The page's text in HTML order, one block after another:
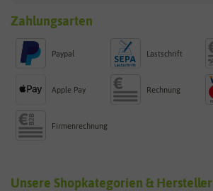
Zahlungsarten
Paypal Lastschrift
Apple Pay Rechnung
Firmenrechnung
Unsere Shopkategorien & Hersteller